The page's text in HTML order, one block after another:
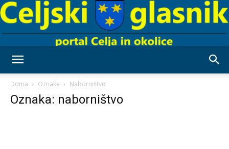
Doma Oznake Naborništvo
Oznaka: naborništvo